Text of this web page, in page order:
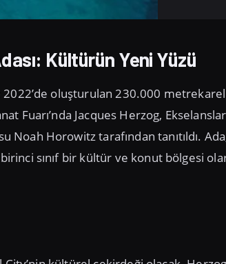
Kültürün Yeni Yüzü
2022’de oluşturulan 230.000
Fuarı’nda Jacques Herzog,
Noah Horowitz tarafından tanıtıldı.
sınıf bir kültür ve konut bölgesi